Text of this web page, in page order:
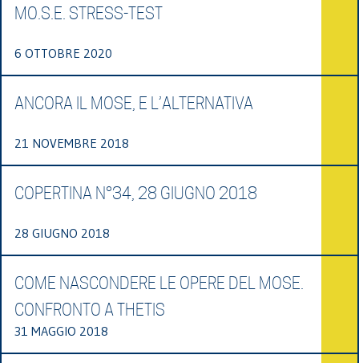
MO.S.E. STRESS-TEST
6 OTTOBRE 2020
ANCORA IL MOSE, E L’ALTERNATIVA
21 NOVEMBRE 2018
COPERTINA N°34, 28 GIUGNO 2018
28 GIUGNO 2018
COME NASCONDERE LE OPERE DEL MOSE.
CONFRONTO A THETIS
31 MAGGIO 2018